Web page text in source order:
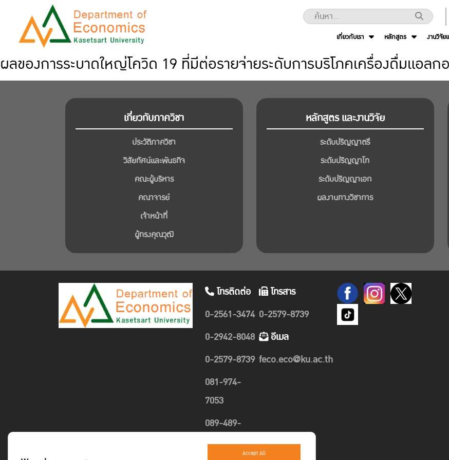
เกี่ยวกับเรา
หลักสูตร งานวิจัย
ผลของการระบาดใหญ่โควิด 19 ที่มีต่อรายจ่ายระดับการบริโภคเครื่องดื่มแอล
เกี่ยวกับภาควิชา
ประวัติภาควิชา
วิสัยทัศน์และพันธกิจ
คณะผู้บริหาร
คณาจารย์
เจ้าหน้าที่
ผู้ทรงคุณวุฒิ
หลักสูตร และงานวิจัย
ระดับปริญญาตรี
ระดับปริญญาโท
ระดับปริญญาเอก
ผลงานทางวิชาการ
โทรติดต่อ
0-2561-3474
0-2942-8048
0-2579-8739
081-974-
7053
089-489-
1635
โทรสาร
0-2579-8739
อีเมล
feco.eco@ku.ac.th
Accept All